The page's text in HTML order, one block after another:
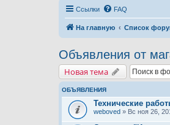
Ссылки FAQ
На главную Список
Объявления от
Новая тема
ОБЪЯВЛЕНИЯ
Технические
weboved » Вс ноя 26,